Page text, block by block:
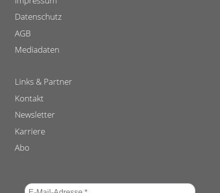
Datenschutz
AGB
Mediadaten
Links & Partner
Kontakt
Newsletter
Karriere
Abo